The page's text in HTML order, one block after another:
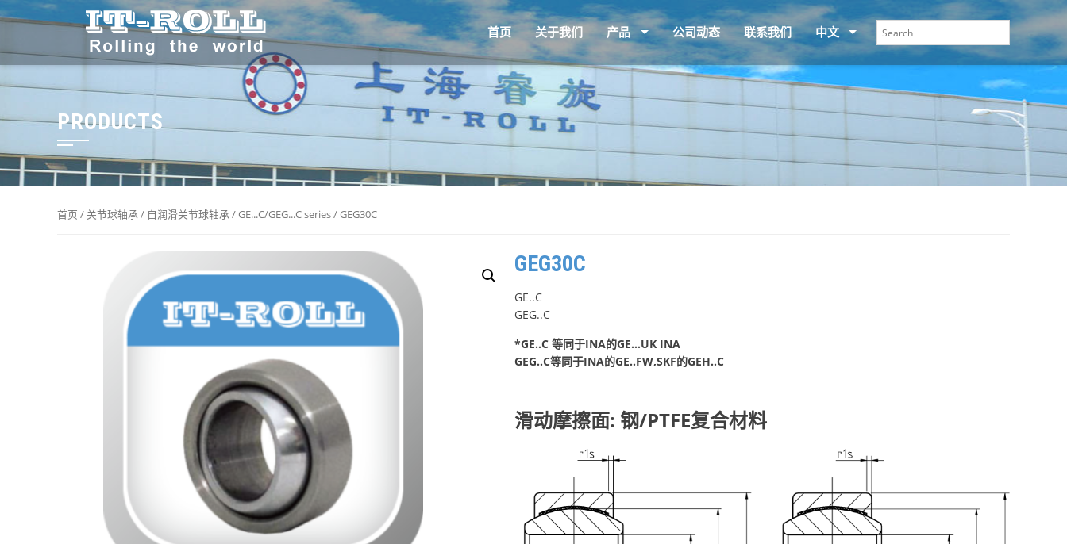
首页 关于我们 产品 公司动态 联系我们 中文
PRODUCTS
首页 / 关节球轴承/ 自润滑关节球轴承/GE...C/GEG...C series/ GEG30C
GEG30C
GE..C
GEG..C
*GE..C 等同于INA的GE…UK INA
GEG..C等同于INA的GE..FW,SKF的GEH..C
滑动摩擦面: 钢/PTFE复合材料